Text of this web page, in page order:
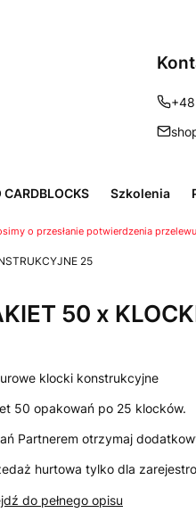
koszyku: 0. Zobacz
CARDBLOCKS Szkolenia
o przesłanie potwierdzenia
25
50 x
klocki konstrukcyjne
50 opakowań po 25 klocków.
Partnerem otrzymaj
hurtowa tylko dla
do pełnego opisu